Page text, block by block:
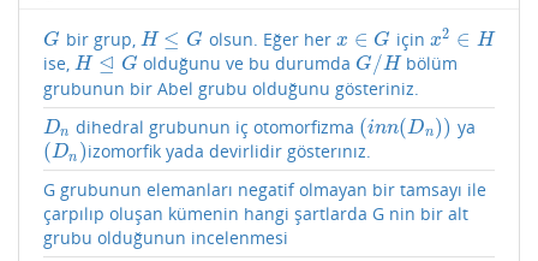
G
G bir grup, H ≤ G
H≤ G olsun. Eğer her x ∈ G
x∈G için x2 ∈ H
x2∈H
ise, H ⊴ G
H⊴G olduğunu ve bu durumda G/H
G/H
bölüm
grubunun bir Abel grubu olduğunu gösteriniz.
Dn
Dn dihedral grubunun iç otomorfizma (inn(Dn))
(inn(Dn)) ya
(Dn )
(Dn) izomorfik yada devirlidir gösterınız.
G grubunun elemanları negatif olmayan bir tamsayı ile
çarpılıp oluşan kümenin hangi şartlarda G nin bir alt
grubu olduğunun incelenmesi